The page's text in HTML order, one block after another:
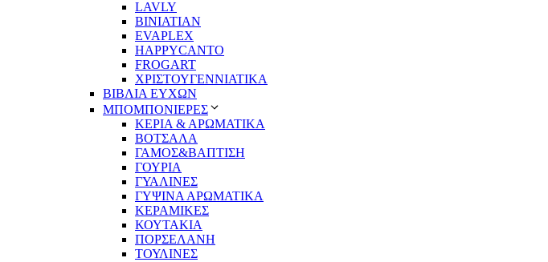
LAVLY
BINIATIAN
EVAPLEX
HAPPYCANTO
FROGART
ΧΡΙΣΤΟΥΓΕΝΝΙΑΤΙΚΑ
ΒΙΒΛΙΑ ΕΥΧΩΝ
ΜΠΟΜΠΟΝΙΕΡΕΣ
ΚΕΡΙΑ & ΑΡΩΜΑΤΙΚΑ
ΒΟΤΣΑΛΑ
ΓΑΜΟΣ&ΒΑΠΤΙΣΗ
ΓΟΥΡΙΑ
ΓΥΑΛΙΝΕΣ
ΓΥΨΙΝΑ ΑΡΩΜΑΤΙΚΑ
ΚΕΡΑΜΙΚΕΣ
ΚΟΥΤΑΚΙΑ
ΠΟΡΣΕΛΑΝΗ
ΤΟΥΛΙΝΕΣ